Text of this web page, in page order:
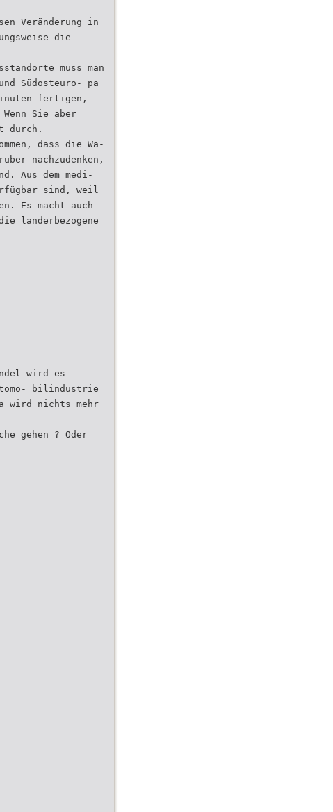
Veränderung in
die
muss man
Südosteuro- pa
fertigen,
Sie aber
durch.
dass die Wa-
nachzudenken,
Aus dem medi-
sind, weil
Es macht auch
länderbezogene
wird es
bilindustrie
wird nichts mehr
gehen ? Oder